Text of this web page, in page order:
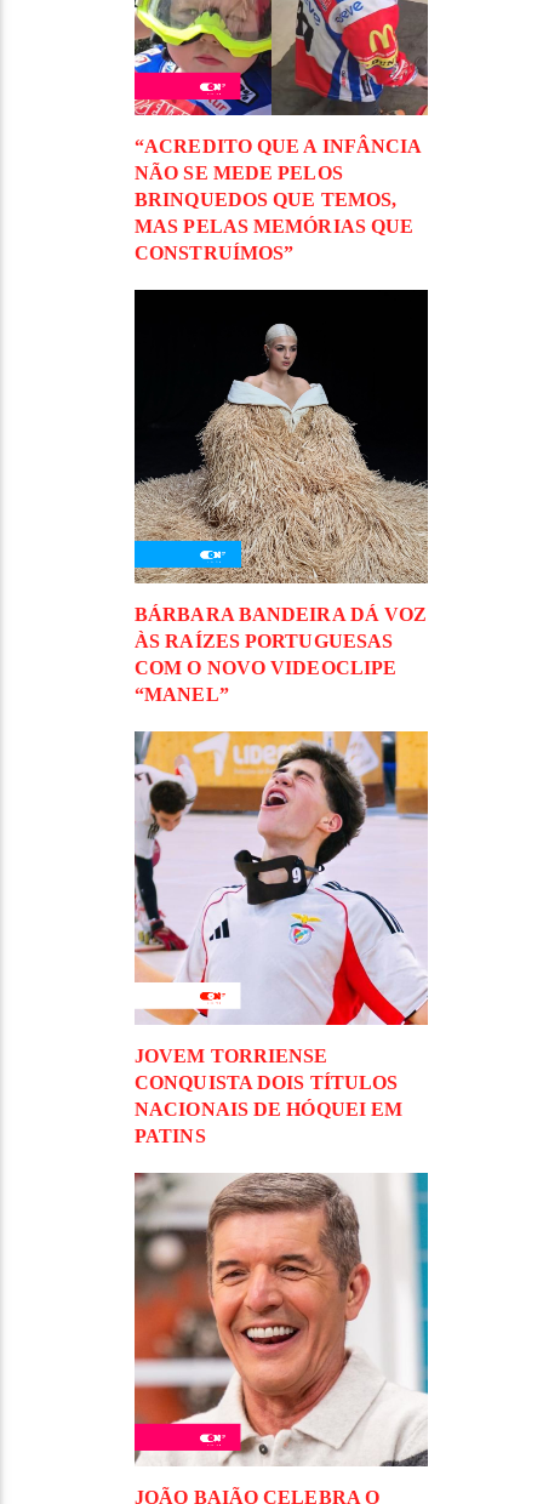
“ACREDITO QUE A INFÂNCIA
NÃO SE MEDE PELOS
BRINQUEDOS QUE TEMOS,
MAS PELAS MEMÓRIAS QUE
CONSTRUÍMOS”
BÁRBARA BANDEIRA DÁ VOZ
ÀS RAÍZES PORTUGUESAS
COM O NOVO VIDEOCLIPE
“MANEL”
JOVEM TORRIENSE
CONQUISTA DOIS TÍTULOS
NACIONAIS DE HÓQUEI EM
PATINS
JOÃO BAIÃO CELEBRA O